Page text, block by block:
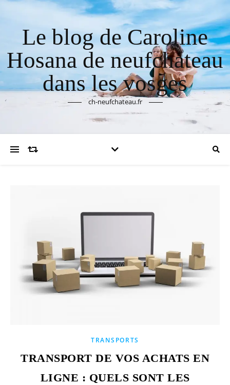
Le blog de Caroline
Hosana de neufchateau
dans les vosges
ch-neufchateau.fr
TRANSPORTS
TRANSPORT DE VOS ACHATS EN
LIGNE : QUELS SONT LES